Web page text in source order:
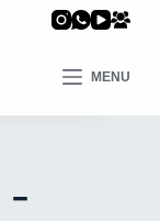
MENU